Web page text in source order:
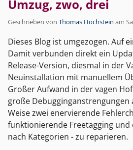
Umzug, zwo, drei
Geschrieben von Thomas Hochstein am
Dieses Blog ist umgezogen. Auf
Damit verbunden direkt ein
Release-Version, diesmal in der
Neuinstallation mit manuellem
Großer Aufwand in der vagen
große Debugginganstrengungen
Weise zwei enervierende
funktionierende Freetagging und
nach Kategorien - zu reparieren.